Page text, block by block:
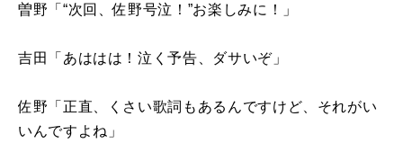
曽野「“次回、佐野号泣！”お楽しみに！」
吉田「あははは！泣く予告、ダサいぞ」
佐野「正直、くさい歌詞もあるんですけど、それがい
いんですよね」